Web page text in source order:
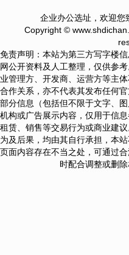
企业办公选址，欢迎您
Copyright ©
免责声明：本站为第三方写字楼
网公开资料及人工整理，仅供参
业管理方、开发商、运营方等主
合作关系，亦不代表其发布任何
部分信息（包括但不限于文字、
机构或广告展示内容，仅用于信
租赁、销售等交易行为或商业建
为及后果，均由其自行承担，本
页面内容存在不当之处，可通过
时配合调整或删除